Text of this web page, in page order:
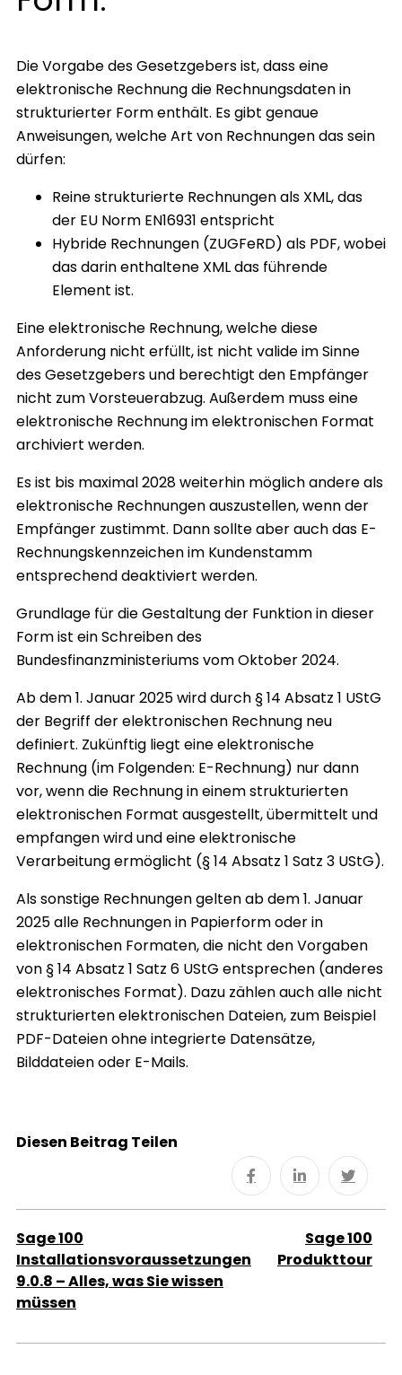
Die Vorgabe des Gesetzgebers ist, dass eine
elektronische Rechnung die Rechnungsdaten in
strukturierter Form enthält. Es gibt genaue
Anweisungen, welche Art von Rechnungen das sein
dürfen:
Reine strukturierte Rechnungen als XML, das
der EU Norm EN16931 entspricht
Hybride Rechnungen (ZUGFeRD) als PDF, wobei
das darin enthaltene XML das führende
Element ist.
Eine elektronische Rechnung, welche diese
Anforderung nicht erfüllt, ist nicht valide im Sinne
des Gesetzgebers und berechtigt den Empfänger
nicht zum Vorsteuerabzug. Außerdem muss eine
elektronische Rechnung im elektronischen Format
archiviert werden.
Es ist bis maximal 2028 weiterhin möglich andere als
elektronische Rechnungen auszustellen, wenn der
Empfänger zustimmt. Dann sollte aber auch das E-
Rechnungskennzeichen im Kundenstamm
entsprechend deaktiviert werden.
Grundlage für die Gestaltung der Funktion in dieser
Form ist ein Schreiben des
Bundesfinanzministeriums vom Oktober 2024.
Ab dem 1. Januar 2025 wird durch § 14 Absatz 1 UStG
der Begriff der elektronischen Rechnung neu
definiert. Zukünftig liegt eine elektronische
Rechnung (im Folgenden: E-Rechnung) nur dann
vor, wenn die Rechnung in einem strukturierten
elektronischen Format ausgestellt, übermittelt und
empfangen wird und eine elektronische
Verarbeitung ermöglicht (§ 14 Absatz 1 Satz 3 UStG).
Als sonstige Rechnungen gelten ab dem 1. Januar
2025 alle Rechnungen in Papierform oder in
elektronischen Formaten, die nicht den Vorgaben
von § 14 Absatz 1 Satz 6 UStG entsprechen (anderes
elektronisches Format). Dazu zählen auch alle nicht
strukturierten elektronischen Dateien, zum Beispiel
PDF-Dateien ohne integrierte Datensätze,
Bilddateien oder E-Mails.
Diesen Beitrag Teilen
Sage 100
Installationsvoraussetzungen
9.0.8 – Alles, was Sie wissen
müssen
Sage 100
Produkttour